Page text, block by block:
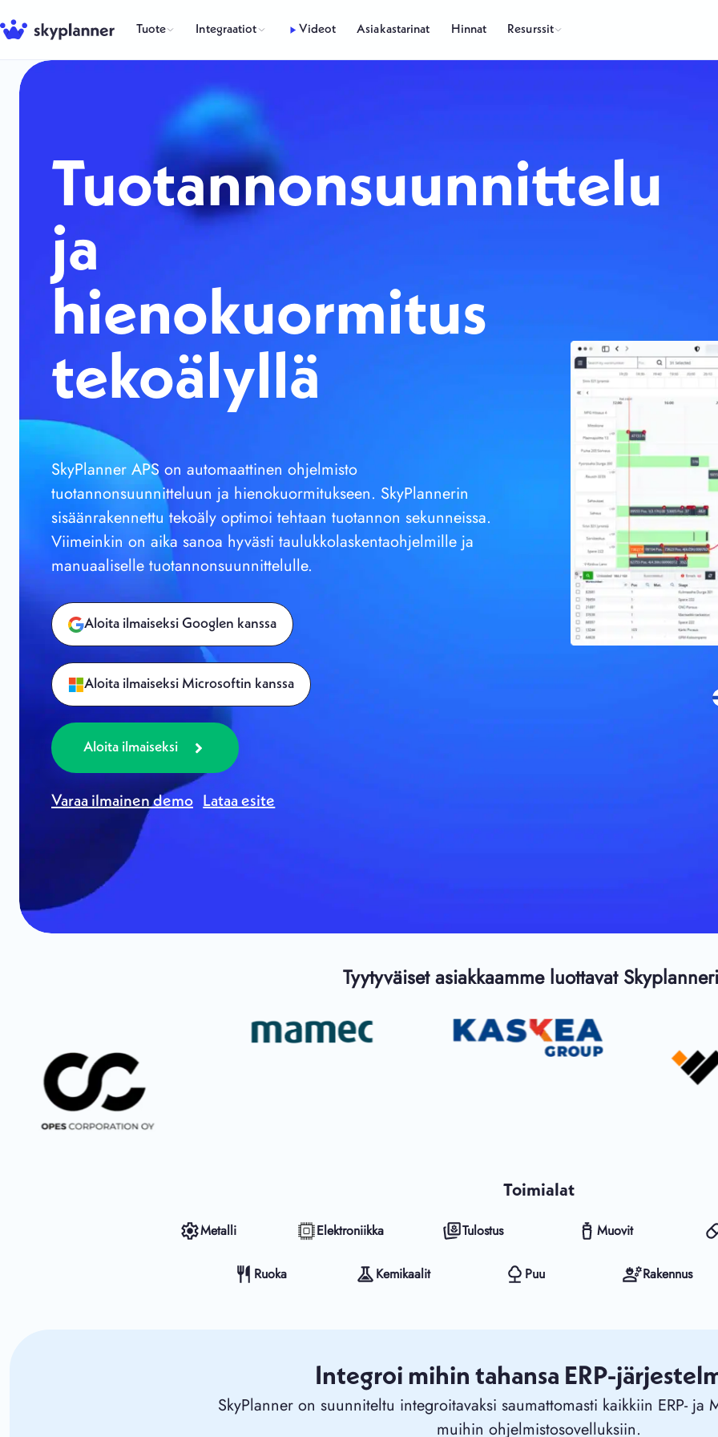
sisältöön
Tuote Integraatiot Videot Asiakastarinat Hinnat Resurssit
Tuotannonsuunnittelu
ja
hienokuormitus
tekoälyllä
SkyPlanner APS on automaattinen ohjelmisto
tuotannonsuunnitteluun ja hienokuormitukseen. SkyPlannerin
sisäänrakennettu tekoäly optimoi tehtaan tuotannon sekunneissa.
Viimeinkin on aika sanoa hyvästi taulukkolaskentaohjelmille ja
manuaaliselle tuotannonsuunnittelulle.
Aloita ilmaiseksi Googlen kanssa
Aloita ilmaiseksi Microsoftin kanssa
Aloita ilmaiseksi
Varaa ilmainen demo Lataa esite
Tyytyväiset asiakkaamme luottavat
Toimialat
Metalli Elektroniikka Tulostus Muovit
Ruoka Kemikaalit Puu Rakennus
Integroi mihin tahansa ERP-
SkyPlanner on suunniteltu integroitavaksi saumattomasti kaikkiin ERP- ja
muihin ohjelmistosovelluksiin.